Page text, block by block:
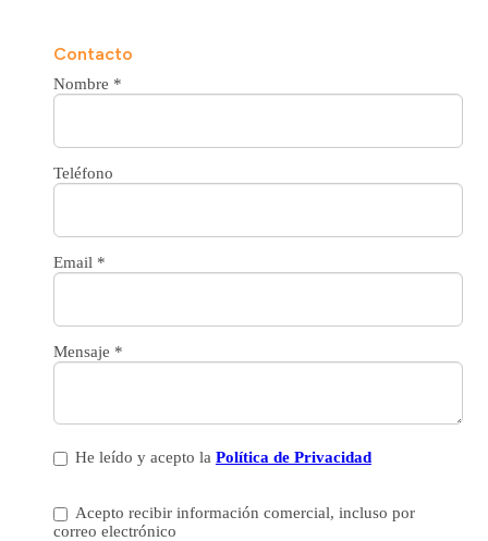
Contacto
Nombre *
Teléfono
Email *
Mensaje *
He leído y acepto la Política de Privacidad
Acepto recibir información comercial, incluso por
correo electrónico